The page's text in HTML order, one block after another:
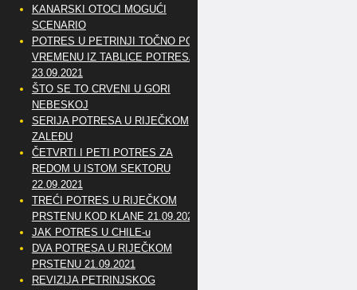
KANARSKI OTOCI MOGUĆI
SCENARIO
POTRES U PETRINJI TOČNO PO
VREMENU IZ TABLICE POTRESA
23.09.2021
ŠTO SE TO CRVENI U GORI
NEBESKOJ
SERIJA POTRESA U RIJEČKOM
ZALEĐU
ČETVRTI I PETI POTRES ZA
REDOM U ISTOM SEKTORU
22.09.2021
TREĆI POTRES U RIJEČKOM
PRSTENU KOD KLANE 21.09.2021
JAK POTRES U CHILE-u
DVA POTRESA U RIJEČKOM
PRSTENU 21.09.2021
REVIZIJA PETRINJSKOG